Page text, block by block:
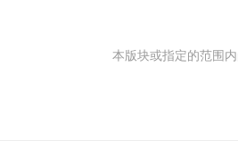
本版块或指定的范围